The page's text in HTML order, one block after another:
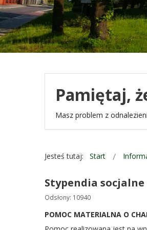
Pamiętaj,
Masz problem z
Jesteś tutaj: Start
Stypendia socjalne
Odsłony: 10940
POMOC MATERIALNA O